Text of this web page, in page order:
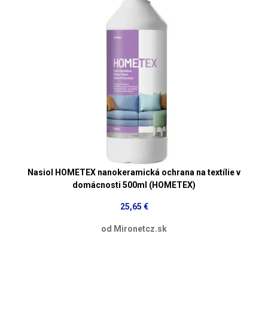
Nasiol HOMETEX nanokeramická ochrana na textílie v
domácnosti 500ml (HOMETEX)
25,65 €
od Mironetcz.sk